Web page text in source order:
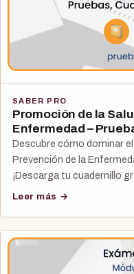
SABER PRO
Promoción de la
Enfermedad –
Descubre cómo dominar
Prevención de la
¡Descarga tu cuadernillo
Leer más →